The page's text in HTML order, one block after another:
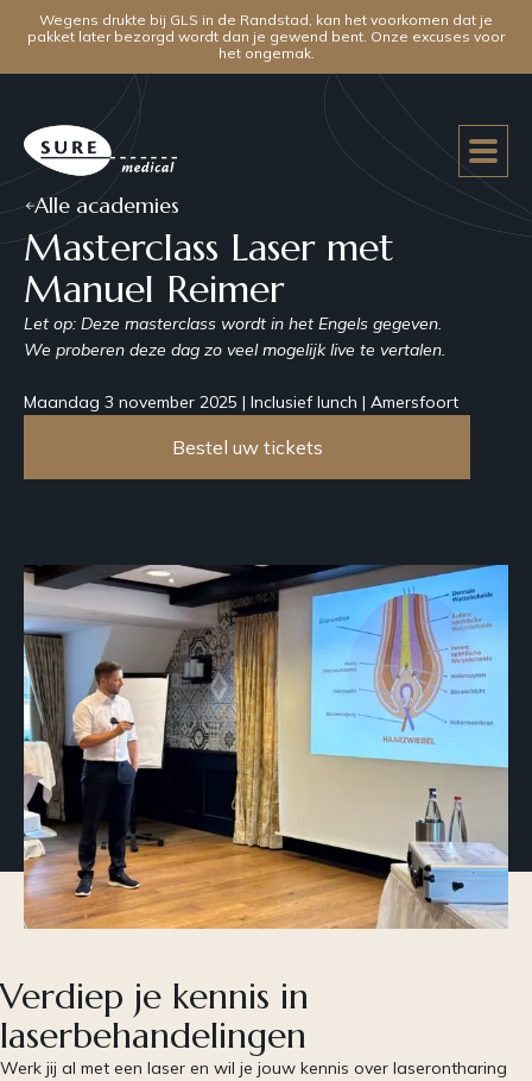
Wegens drukte bij GLS in de Randstad, kan het voorkomen dat je
pakket later bezorgd wordt dan je gewend bent. Onze excuses voor
het ongemak.
Alle academies
Masterclass Laser met
Manuel Reimer
Let op: Deze masterclass wordt in het Engels gegeven.
We proberen deze dag zo veel mogelijk live te vertalen.
Maandag 3 november 2025 | Inclusief lunch | Amersfoort
Bestel uw tickets
Verdiep je kennis in
laserbehandelingen
Werk jij al met een laser en wil je jouw kennis over laserontharing